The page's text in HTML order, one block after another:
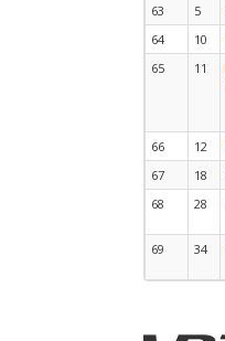
63 5
64
10
65
11
66 12
67
18
68
28
69 34